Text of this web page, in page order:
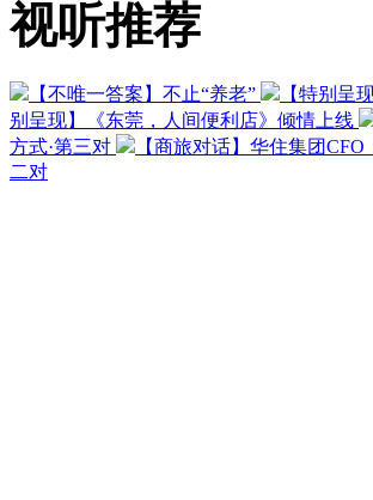
视听推荐
【不唯一答案】不止“养老”
【特别呈
别呈现】《东莞，人间便利店》倾情上线
方式·第三对
【商旅对话】华住集团
二对